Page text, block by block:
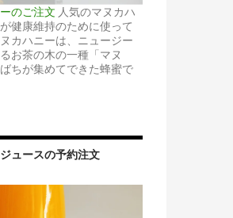
のご注文 人気のマヌカハ
健康維持のために使って
カハニーは、ニュージー
お茶の木の一種「マヌ
ちが集めてできた蜂蜜で
ュースの予約注文